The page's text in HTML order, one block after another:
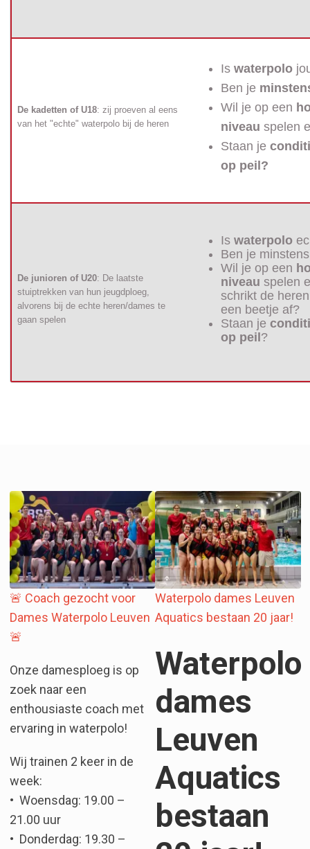
De kadetten of U18: zij proeven al eens
van het "echte" waterpolo bij de heren
Is waterpolo
Ben je
Wil je op een
niveau spelen
Staan je
op peil?
De junioren of U20: De laatste
stuiptrekken van hun jeugdploeg,
alvorens bij de echte heren/dames te
gaan spelen
Is waterpolo
Ben je
Wil je op een
niveau spelen
schrikt de
een beetje af?
Staan je
op peil?
🚨 Coach gezocht voor
Dames Waterpolo Leuven
🚨
Onze damesploeg is op
zoek naar een
enthousiaste coach met
ervaring in waterpolo!
Wij trainen 2 keer in de
week:
•⁠ ⁠Woensdag: 19.00 –
21.00 uur
•⁠ ⁠Donderdag: 19.30 –
Waterpolo dames Leuven
Aquatics bestaan 20 jaar!
Waterpolo
dames
Leuven
Aquatics
bestaan